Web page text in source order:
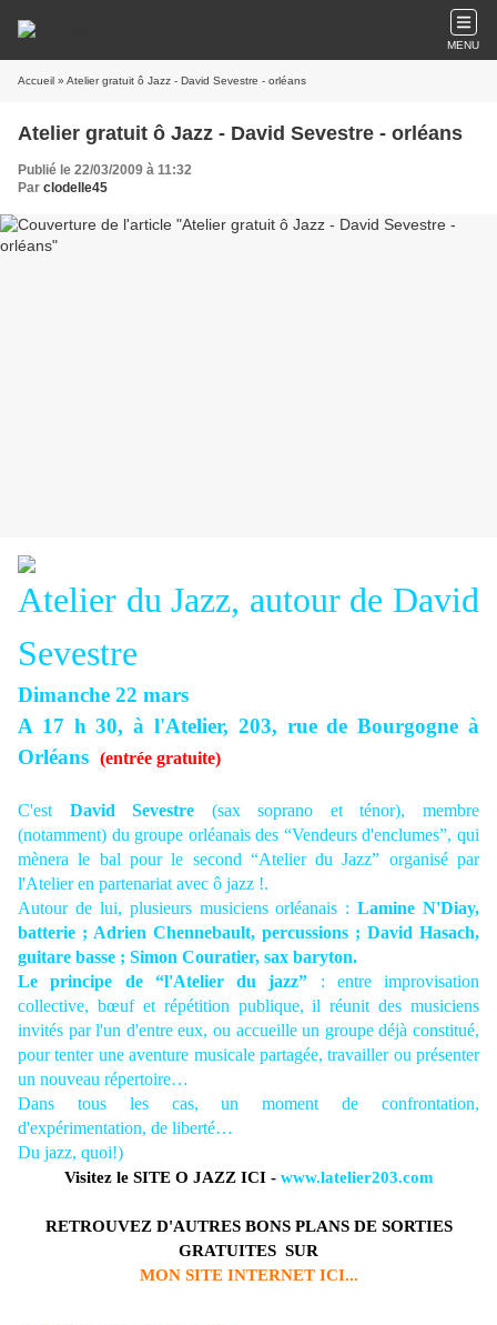
MENU
Accueil » Atelier gratuit ô Jazz - David Sevestre - orléans
Atelier gratuit ô Jazz - David Sevestre - orléans
Publié le 22/03/2009 à 11:32
Par clodelle45
Atelier du Jazz, autour de David
Sevestre
Dimanche 22 mars
A 17 h 30, à l'Atelier, 203, rue de Bourgogne à
Orléans (entrée gratuite)
C'est David Sevestre (sax soprano et ténor), membre
(notamment) du groupe orléanais des “Vendeurs d'enclumes”, qui
mènera le bal pour le second “Atelier du Jazz” organisé par
l'Atelier en partenariat avec ô jazz !.
Autour de lui, plusieurs musiciens orléanais :Lamine N'Diay,
batterie ; Adrien Chennebault, percussions ; David Hasach,
guitare basse ; Simon Couratier, sax baryton.
Le principe de “l'Atelier du jazz” : entre improvisation
collective, bœuf et répétition publique, il réunit des musiciens
invités par l'un d'entre eux, ou accueille un groupe déjà constitué,
pour tenter une aventure musicale partagée, travailler ou présenter
un nouveau répertoire…
Dans tous les cas, un moment de confrontation,
d'expérimentation, de liberté…
Du jazz, quoi!)
Visitez le SITE O JAZZ ICI- www.latelier203.com
RETROUVEZ D'AUTRES BONS PLANS DE SORTIES
GRATUITES SUR
MON SITE INTERNET ICI...